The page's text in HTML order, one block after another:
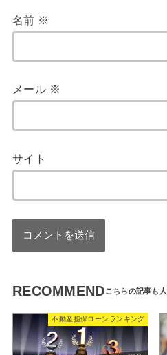
名前 ※
メール ※
サイト
RECOMMEND
不動産担保ローンランキング